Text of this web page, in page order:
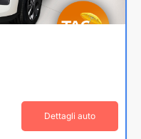
Dettagli auto